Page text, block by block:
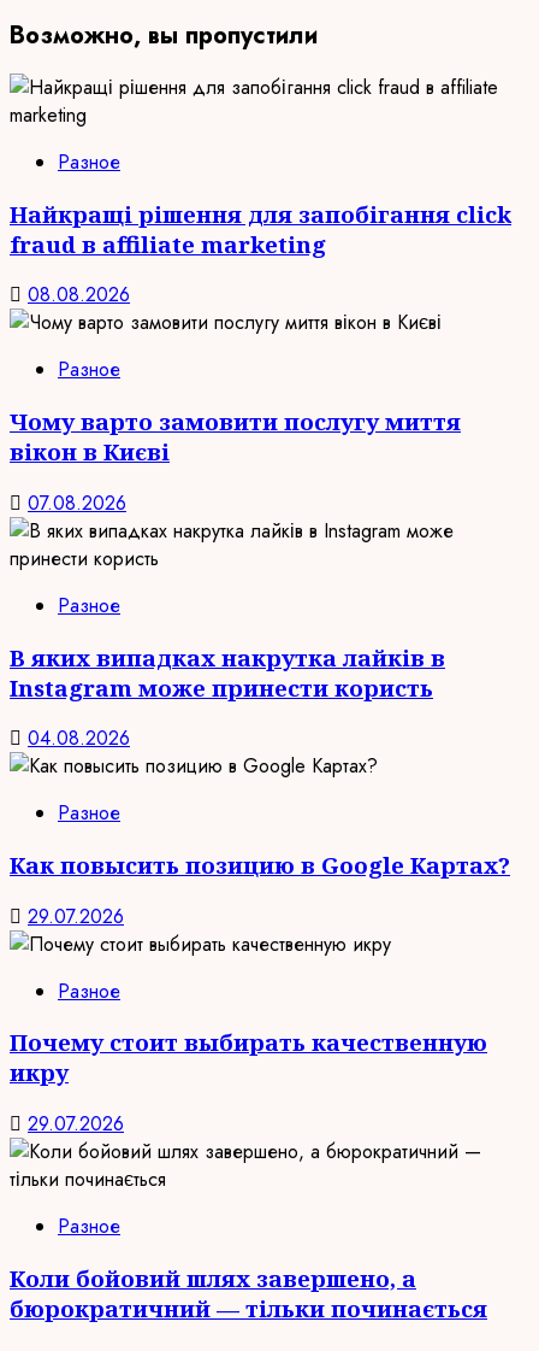
Возможно, вы пропустили
Разное
Найкращі рішення для запобігання click
fraud в affiliate marketing
08.08.2026
Разное
Чому варто замовити послугу миття
вікон в Києві
07.08.2026
Разное
В яких випадках накрутка лайків в
Instagram може принести користь
04.08.2026
Разное
Как повысить позицию в Google Картах?
29.07.2026
Разное
Почему стоит выбирать качественную
икру
29.07.2026
Разное
Коли бойовий шлях завершено, а
бюрократичний — тільки починається